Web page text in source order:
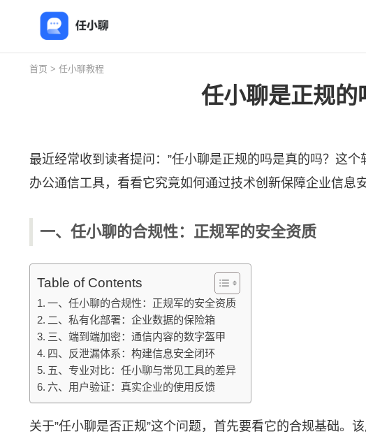
首页 > 任小聊教程
任小聊是正规的
最近经常收到读者提问：”任小聊是正规的吗是真的吗？这
办公通信工具，看看它究竟如何通过技术创新保障企业信息安
一、任小聊的合规性：正规军的安全资质
Table of Contents
一、任小聊的合规性：正规军的安全资质
二、私有化部署：企业数据的保险箱
三、端到端加密：通信内容的数字盔甲
四、反泄漏体系：构建信息安全闭环
五、专业对比：任小聊与常见工具的差异
六、用户验证：真实企业的使用反馈
关于”任小聊是否正规”这个问题，首先要看它的合规基础